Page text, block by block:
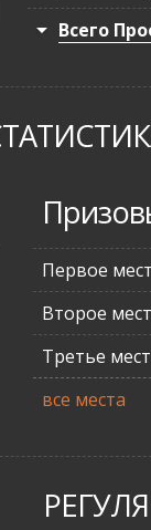
Всего
Первое
Второе
Третье
все места